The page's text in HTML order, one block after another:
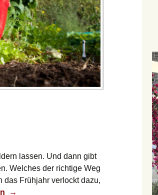
lassen. Und dann gibt
Welches der richtige Weg
das Frühjahr verlockt dazu,
Reihe!
→